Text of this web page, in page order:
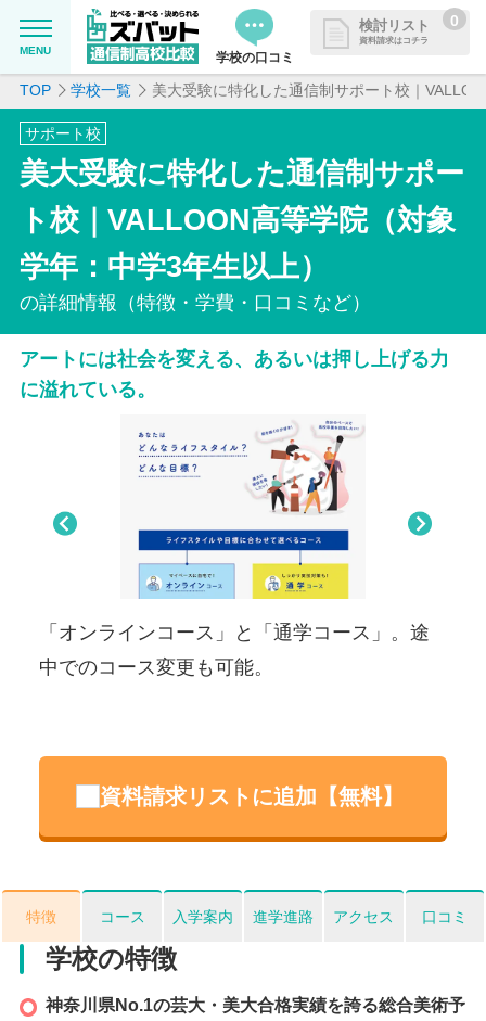
MENU 学校の口コミ
検討リスト
資料請求はコチラ
0
資料請求リストに追加しました
めて資料請求できます
MENU
学校を探したい
通信制高校について知りたい
はじめての方へ
よくある質問
掲載を希望される学校様へ
TOP 学校一覧 美大受験に特化した通信制サポート校｜
サポート校
美大受験に特化した通信制サポー
ト校｜VALLOON高等学院（対象
学年：中学3年生以上）
の詳細情報（特徴・学費・口コミなど）
アートには社会を変える、あるいは押し上げる力
に溢れている。
3泊4日のスクーリングでは、自然豊かな環境
で体験を重視しています。
資料請求リストに追加【無料】
特徴 コース 入学案内 進学進路 アクセス 口コミ
学校の特徴
神奈川県No.1の芸大・美大合格実績を誇る総合美術予